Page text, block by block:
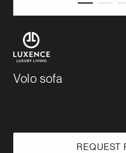
Volo sofa
REQUEST
Last name